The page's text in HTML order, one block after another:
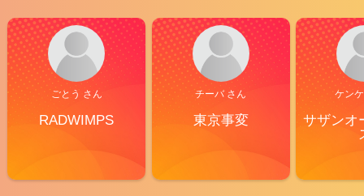
ごとう さん
RADWIMPS
チーバ さん
東京事変
ケン
サザンオ